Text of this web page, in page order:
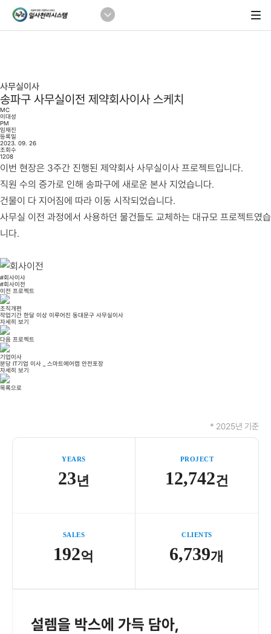
사무실이사
송파구 사무실이전 제약회사이사 스케치
MC
이대성
PM
임재진
등록일
2023. 09. 26
조회수
1208
이번 현장은 3주간 진행된 제약회사 사무실이사 프로젝트입니다.
직원 수의 증가로 인해 송파구에 새로운 본사 지었습니다.
건물이 다 지어짐에 따라 이동 시작되었습니다.
사무실 이전 과정에서 사용하던 물건들도 교체하는 대규모 프로젝트였습
니다.
#회사이사
#회사이전
이전 프로젝트
조직개편
작업기간 한달 이상 이루어진 동대문구 사무실이사
자세히 보기
다음 프로젝트
기업이사
분당 IT기업 이사 _ 스마트에어캡 안전포장
자세히 보기
목록으로
* 2025년 기준
YEARS
23년
PROJECT
12,742건
SALES
192억
CLIENTS
6,739개
설렘을 박스에 가득 담아,